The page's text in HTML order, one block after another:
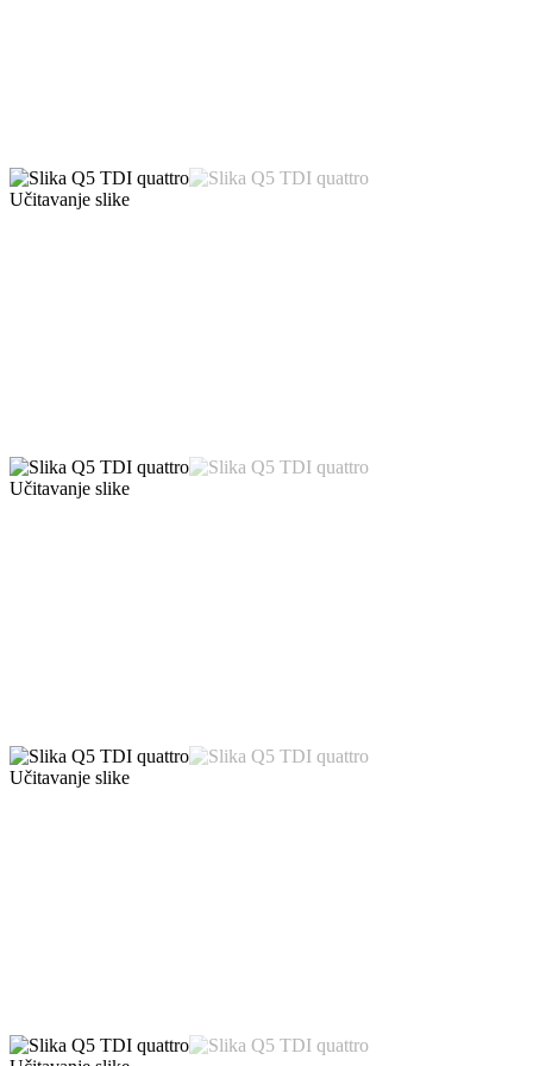
Učitavanje slike
Učitavanje slike
Učitavanje slike